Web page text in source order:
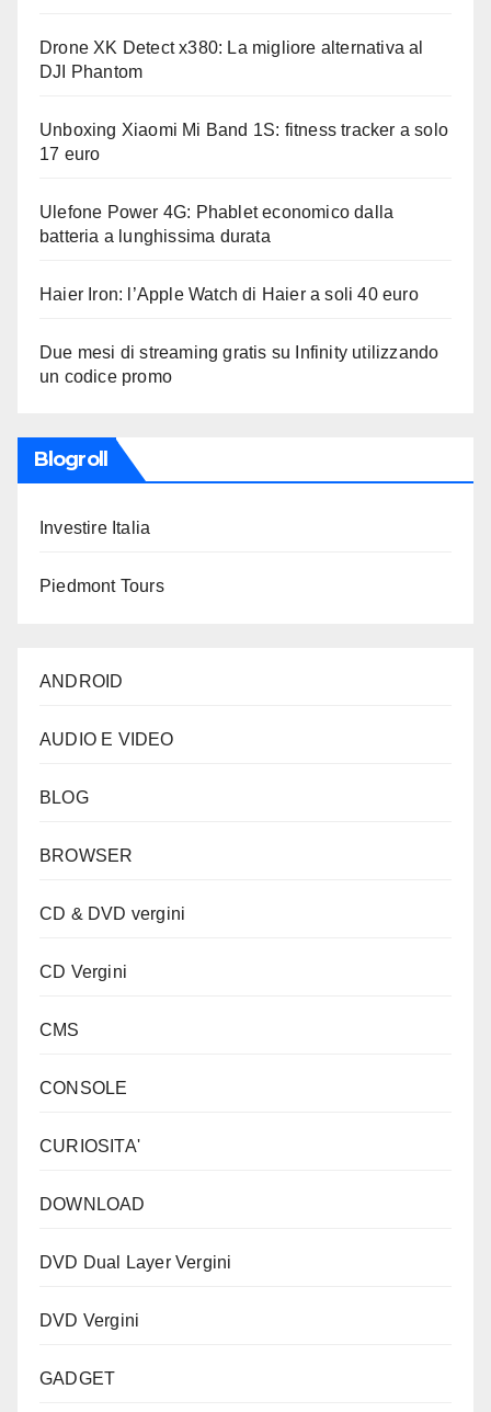
Drone XK Detect x380: La migliore alternativa al
DJI Phantom
Unboxing Xiaomi Mi Band 1S: fitness tracker a solo
17 euro
Ulefone Power 4G: Phablet economico dalla
batteria a lunghissima durata
Haier Iron: l’Apple Watch di Haier a soli 40 euro
Due mesi di streaming gratis su Infinity utilizzando
un codice promo
Blogroll
Investire Italia
Piedmont Tours
ANDROID
AUDIO E VIDEO
BLOG
BROWSER
CD & DVD vergini
CD Vergini
CMS
CONSOLE
CURIOSITA'
DOWNLOAD
DVD Dual Layer Vergini
DVD Vergini
GADGET